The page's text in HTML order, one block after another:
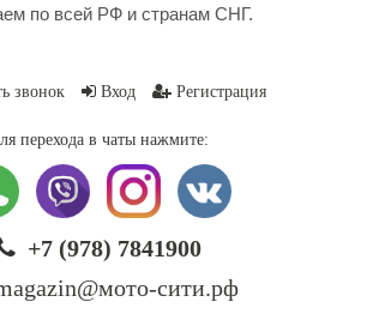
по всей РФ и странам СНГ.
звонок Вход Регистрация
перехода в чаты нажмите:
+7 (978) 7841900
сити.рф